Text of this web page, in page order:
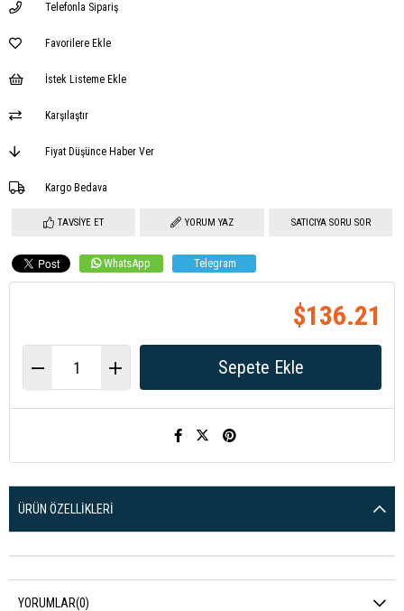
Telefonla Sipariş
Favorilere Ekle
İstek Listeme Ekle
Karşılaştır
Fiyat Düşünce Haber Ver
Kargo Bedava
TAVSIYE ET YORUM YAZ SATICIYA SORU SOR
WhatsApp Telegram
$136.21
ÜRÜN ÖZELLIKLERI
YORUMLAR(0)